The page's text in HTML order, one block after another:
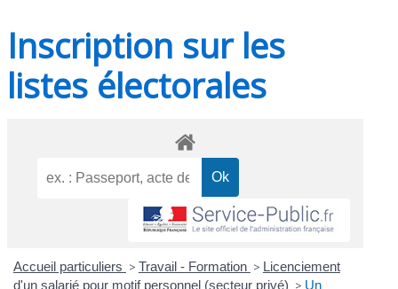
Inscription sur les
listes électorales
Accueil particuliers > Travail - Formation > Licenciement
d'un salarié pour motif personnel (secteur privé) > Un